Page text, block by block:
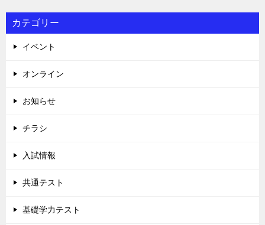
カテゴリー
イベント
オンライン
お知らせ
チラシ
入試情報
共通テスト
基礎学力テスト